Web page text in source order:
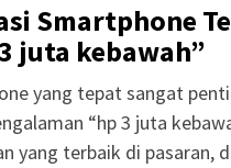
Smartphone
juta kebawah”
yang tepat sangat
“hp 3 juta
yang terbaik di pasaran,